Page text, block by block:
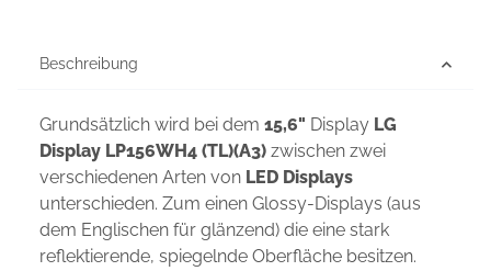
Beschreibung
Grundsätzlich wird bei dem 15,6" Display LG
Display LP156WH4 (TL)(A3) zwischen zwei
verschiedenen Arten von LED Displays
unterschieden. Zum einen Glossy-Displays (aus
dem Englischen für glänzend) die eine stark
reflektierende, spiegelnde Oberfläche besitzen.